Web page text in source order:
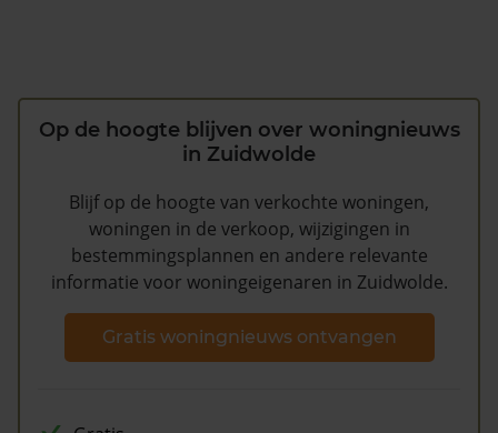
Op de hoogte blijven over woningnieuws
in Zuidwolde
Blijf op de hoogte van verkochte woningen,
woningen in de verkoop, wijzigingen in
bestemmingsplannen en andere relevante
informatie voor woningeigenaren in Zuidwolde.
Gratis woningnieuws ontvangen